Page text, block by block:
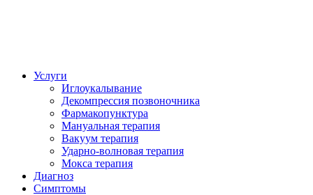
Услуги
Иглоукалывание
Декомпрессия позвоночника
Фармакопунктура
Мануальная терапия
Вакуум терапия
Ударно-волновая терапия
Мокса терапия
Диагноз
Симптомы